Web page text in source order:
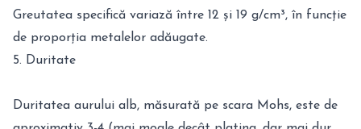
Greutatea specifică variază între 12 și 19 g/cm³, în funcție
de proporția metalelor adăugate.
5. Duritate
Duritatea aurului alb, măsurată pe scara Mohs, este de